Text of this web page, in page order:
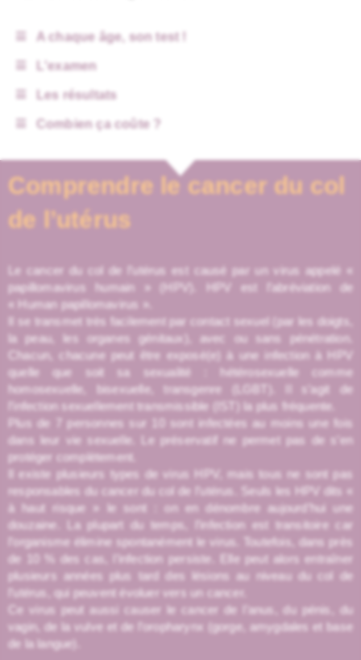
A chaque âge, son test !
L'examen
Les résultats
Combien ça coûte ?
Comprendre le cancer du col
de l’utérus
Le cancer du col de l’utérus est causé par un virus appelé «
papillomavirus humain » (HPV). HPV est l’abréviation de
« Human papillomavirus ».
Il se transmet très facilement par contact sexuel (par les doigts,
la peau, les organes génitaux), avec ou sans pénétration.
Chacun, chacune peut être exposé(e) à une infection à HPV
quelle que soit sa sexualité : hétérosexuelle comme
homosexuelle, bisexuelle, transgenre (LGBT). Il s’agit de
l’infection sexuellement transmissible (IST) la plus fréquente.
Plus de 7 personnes sur 10 sont infectées au moins une fois
dans leur vie sexuelle. Le préservatif ne permet pas de s’en
protéger complètement.
Il existe plusieurs types de virus HPV, mais tous ne sont pas
responsables du cancer du col de l’utérus. Seuls les HPV dits «
à haut risque » le sont : on en dénombre aujourd’hui une
douzaine. La plupart du temps, l’infection est transitoire car
l’organisme élimine spontanément le virus. Toutefois, dans près
de 10 % des cas, l’infection persiste. Elle peut alors entraîner
plusieurs années plus tard des lésions au niveau du col de
l’utérus, qui peuvent évoluer vers un cancer.
Ce virus peut aussi causer le cancer de l’anus, du pénis, du
vagin, de la vulve et de l’oropharynx (gorge, amygdales et base
de la langue).